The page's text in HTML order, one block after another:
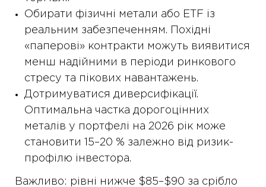
Обирати фізичні метали або ETF із
реальним забезпеченням. Похідні
«паперові» контракти можуть виявитися
менш надійними в періоди ринкового
стресу та пікових навантажень.
Дотримуватися диверсифікації.
Оптимальна частка дорогоцінних
металів у портфелі на 2026 рік може
становити 15–20 % залежно від ризик-
профілю інвестора.
Важливо: рівні нижче $85–$90 за срібло